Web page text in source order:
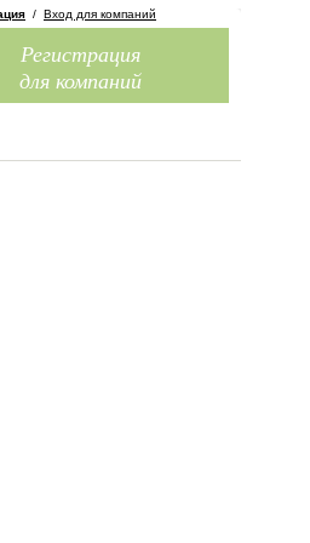
/ Вход для компаний
Регистрация
для компаний